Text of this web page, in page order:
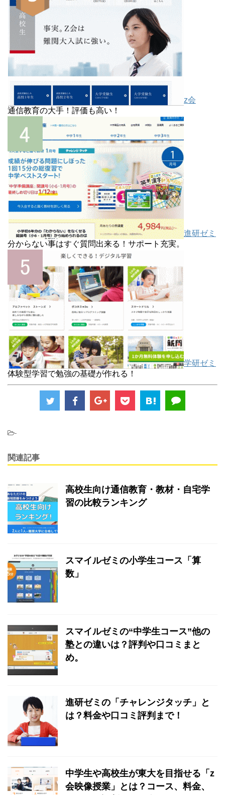
z会
通信教育の大手！評価も高い！
進研ゼミ
分からない事はすぐ質問出来る！サポート充実。
学研ゼミ
体験型学習で勉強の基礎が作れる！
-
関連記事
高校生向け通信教育・教材・自宅学
習の比較ランキング
スマイルゼミの小学生コース「算
数」
スマイルゼミの“中学生コース”他の
塾との違いは？評判や口コミまと
め。
進研ゼミの「チャレンジタッチ」と
は？料金や口コミ評判まで！
中学生や高校生が東大を目指せる「z
会映像授業」とは？コース、料金、